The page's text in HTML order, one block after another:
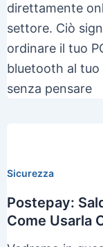
direttamente
settore. Ciò
ordinare il tuo
bluetooth al tuo
senza pensare
Sicurezza
Postepay:
Come Usarla